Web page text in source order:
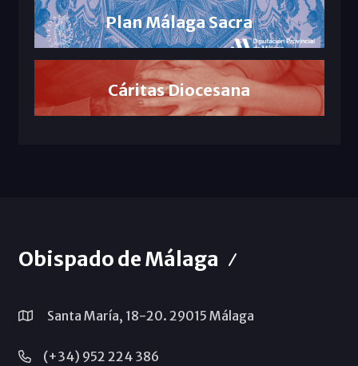
Plan Málaga Sacra
Cáritas Diocesana
Obispado de Málaga
Santa María, 18-20. 29015 Málaga
(+34) 952 224 386